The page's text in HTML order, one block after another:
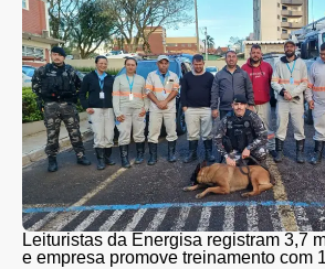
Leituristas da Energisa registram 3,7
e empresa promove treinamento com